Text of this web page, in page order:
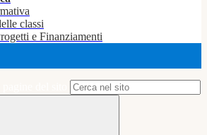
classi
e Finanziamenti